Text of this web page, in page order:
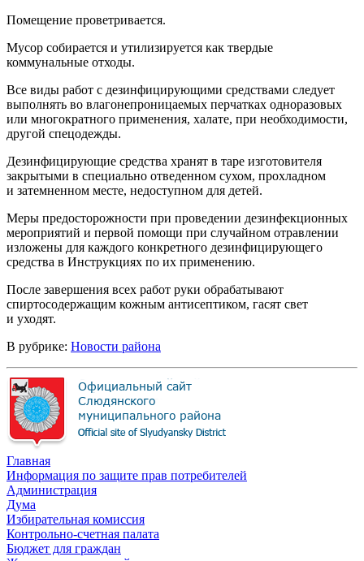
Помещение проветривается.
Мусор собирается и утилизируется как твердые
коммунальные отходы.
Все виды работ с дезинфицирующими средствами следует
выполнять во влагонепроницаемых перчатках одноразовых
или многократного применения, халате, при необходимости,
другой спецодежды.
Дезинфицирующие средства хранят в таре изготовителя
закрытыми в специально отведенном сухом, прохладном
и затемненном месте, недоступном для детей.
Меры предосторожности при проведении дезинфекционных
мероприятий и первой помощи при случайном отравлении
изложены для каждого конкретного дезинфицирующего
средства в Инструкциях по их применению.
После завершения всех работ руки обрабатывают
спиртосодержащим кожным антисептиком, гасят свет
и уходят.
В рубрике: Новости района
Главная
Информация по защите прав потребителей
Администрация
Дума
Избирательная комиссия
Контрольно-счетная палата
Бюджет для граждан